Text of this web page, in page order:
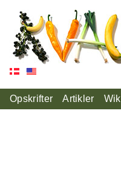
Opskrifter Artikler